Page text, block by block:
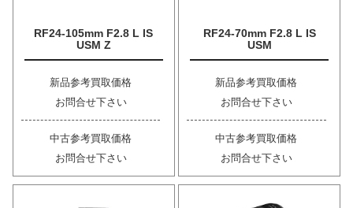
RF24-105mm F2.8 L IS
USM Z
新品参考買取価格
お問合せ下さい
中古参考買取価格
お問合せ下さい
RF24-70mm F2.8 L IS
USM
新品参考買取価格
お問合せ下さい
中古参考買取価格
お問合せ下さい